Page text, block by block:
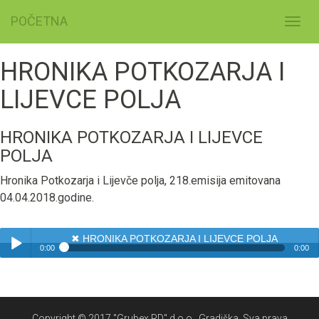
POČETNA
HRONIKA POTKOZARJA I
LIJEVCE POLJA
HRONIKA POTKOZARJA I LIJEVCE
POLJA
Hronika Potkozarja i Lijevče polja, 218.emisija emitovana
04.04.2018.godine.
✖ HRONIKA POTKOZARJA I LIJEVCE POLJA
0:00 0:00